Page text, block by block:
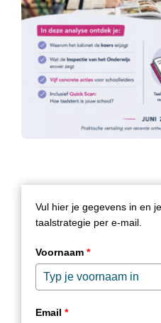
Vul hier je gegevens in en
taalstrategie per e-mail.
Voornaam*
Email *